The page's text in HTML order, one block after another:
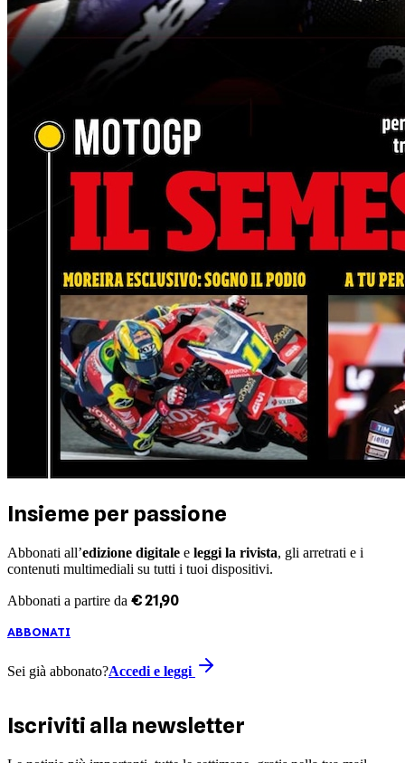
Insieme per passione
Abbonati all’edizione digitale e leggi la rivista, gli arretrati e i
contenuti multimediali su tutti i tuoi dispositivi.
Abbonati a partire da €21 ,90
ABBONATI
Sei già abbonato?Accedi e leggi
Iscriviti alla newsletter